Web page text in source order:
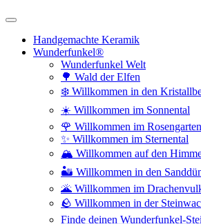
Handgemachte Keramik
Wunderfunkel®
Wunderfunkel Welt
🌳 Wald der Elfen
❄️ Willkommen in den
☀️ Willkommen im Sonnental
🌹 Willkommen im Rosengarten
✨ Willkommen im Sternental
🏔️ Willkommen auf den
🏜️ Willkommen in den
🌋 Willkommen im
🪨 Willkommen in der
Finde deinen Wunderfunkel-